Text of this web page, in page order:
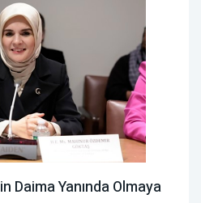
Daima Yanında Olmaya